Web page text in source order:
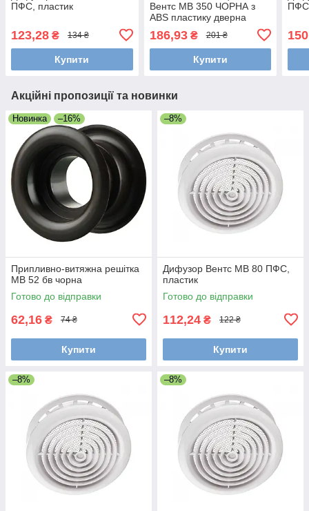
ПФС, пластик
123,28 ₴ 134 ₴
Купити
Вентс МВ 350 ЧОРНА з
ABS пластику дверна
186,93₴ 201 ₴
Купити
Акційні пропозиції та новинки
Новинка –16%
Припливно-витяжна решітка
МВ 52 бв чорна
Готово до відправки
62,16 ₴ 74 ₴
Купити
–8%
Дифузор Вентс МВ 80 ПФС,
пластик
Готово до відправки
112,24 ₴ 122 ₴
Купити
–8% –8%